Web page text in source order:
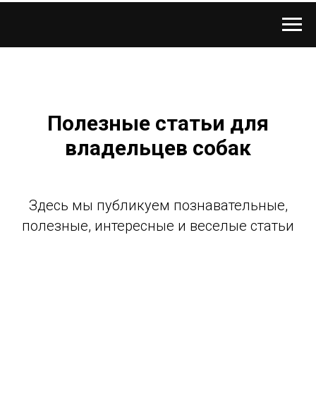
Полезные статьи для
владельцев собак
Здесь мы публикуем познавательные,
полезные, интересные и веселые статьи